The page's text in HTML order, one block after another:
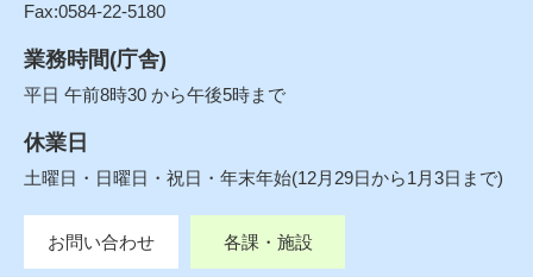
Fax:0584-22-5180
業務時間(庁舎)
平日 午前8時30 から午後5時まで
休業日
土曜日・日曜日・祝日・年末年始(12月29日から1月3日まで)
お問い合わせ 各課・施設